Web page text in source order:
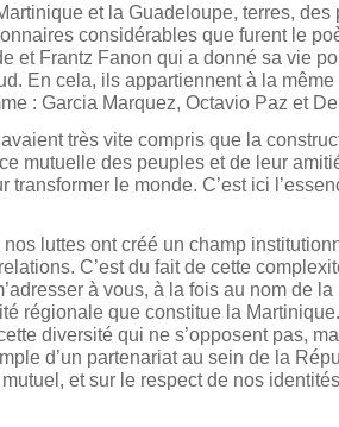
et la Guadeloupe, terres, des
considérables que furent le
et Frantz Fanon qui a donné sa vie
En cela, ils appartiennent à la
: Garcia Marquez, Octavio Paz et
très vite compris que la
mutuelle des peuples et de leur
transformer le monde. C’est ici
luttes ont créé un champ
C’est du fait de cette
à vous, à la fois au nom de
régionale que constitue la
diversité qui ne s’opposent pas,
d’un partenariat au sein de la
et sur le respect de nos